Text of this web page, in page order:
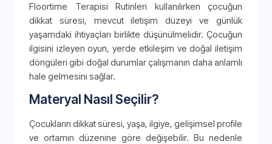
Floortime Terapisi Rutinleri kullanılırken çocuğun
dikkat süresi, mevcut iletişim düzeyi ve günlük
yaşamdaki ihtiyaçları birlikte düşünülmelidir. Çocuğun
ilgisini izleyen oyun, yerde etkileşim ve doğal iletişim
döngüleri gibi doğal durumlar çalışmanın daha anlamlı
hale gelmesini sağlar.
Materyal Nasıl Seçilir?
Çocukların dikkat süresi, yaşa, ilgiye, gelişimsel profile
ve ortamın düzenine göre değişebilir. Bu nedenle